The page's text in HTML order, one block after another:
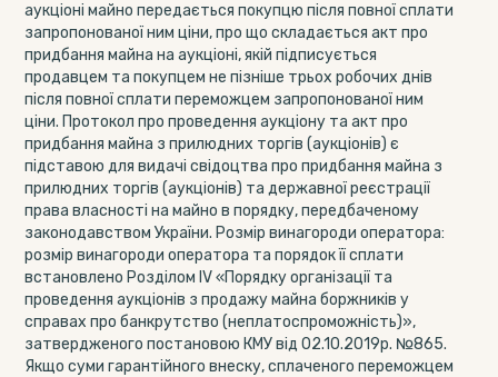
аукціоні майно передається покупцю після повної сплати
запропонованої ним ціни, про що складається акт про
придбання майна на аукціоні, якій підписується
продавцем та покупцем не пізніше трьох робочих днів
після повної сплати переможцем запропонованої ним
ціни. Протокол про проведення аукціону та акт про
придбання майна з прилюдних торгів (аукціонів) є
підставою для видачі свідоцтва про придбання майна з
прилюдних торгів (аукціонів) та державної реєстрації
права власності на майно в порядку, передбаченому
законодавством України. Розмір винагороди оператора:
розмір винагороди оператора та порядок її сплати
встановлено Розділом ІV «Порядку організації та
проведення аукціонів з продажу майна боржників у
справах про банкрутство (неплатоспроможність)»,
затвердженого постановою КМУ від 02.10.2019р. №865.
Якщо суми гарантійного внеску, сплаченого переможцем